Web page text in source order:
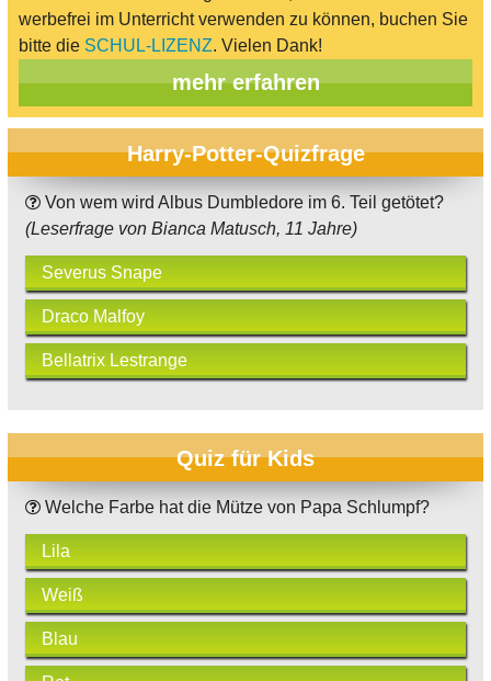
werbefrei im Unterricht verwenden zu können, buchen Sie
bitte die SCHUL-LIZENZ. Vielen Dank!
mehr erfahren
Harry-Potter-Quizfrage
Von wem wird Albus Dumbledore im 6. Teil getötet?
(Leserfrage von Bianca Matusch, 11 Jahre)
Severus Snape
Draco Malfoy
Bellatrix Lestrange
Quiz für Kids
Welche Farbe hat die Mütze von Papa Schlumpf?
Lila
Weiß
Blau